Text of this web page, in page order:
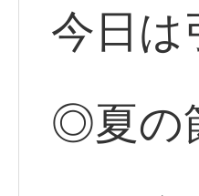
今日は
◎夏の